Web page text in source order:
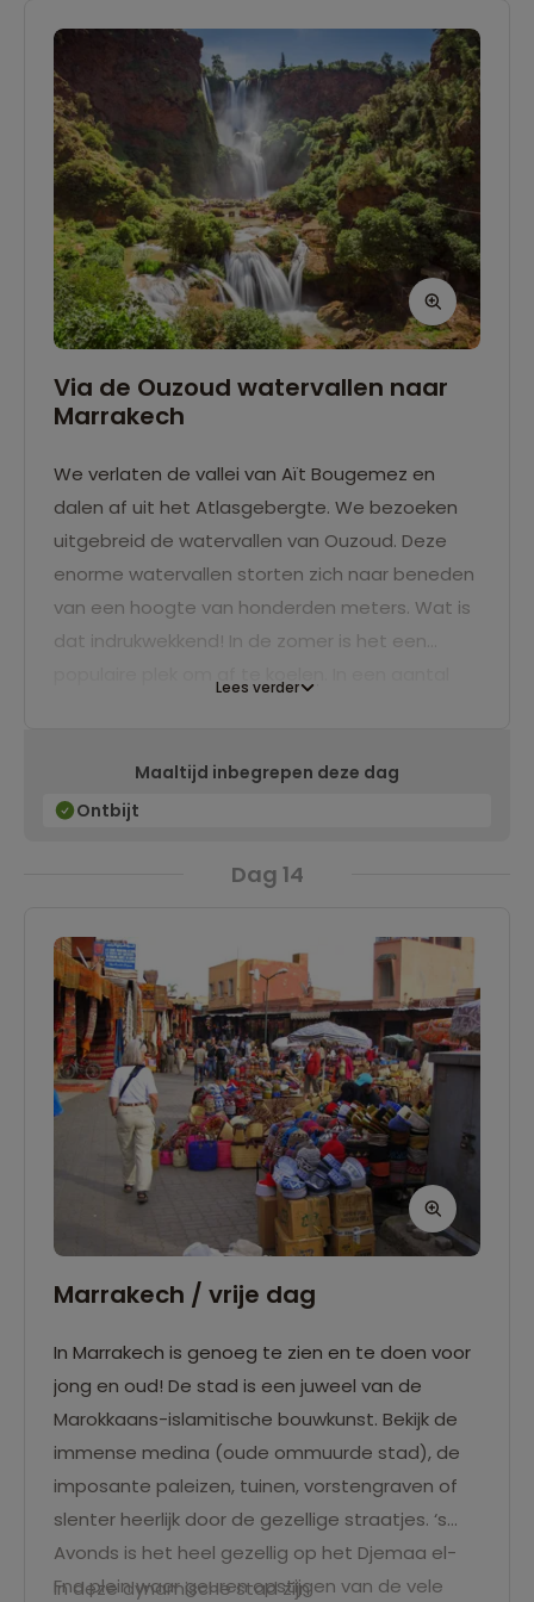
Via de Ouzoud watervallen naar
Marrakech
We verlaten de vallei van Aït Bougemez en
dalen af uit het Atlasgebergte. We bezoeken
uitgebreid de watervallen van Ouzoud. Deze
enorme watervallen storten zich naar beneden
van een hoogte van honderden meters. Wat is
dat indrukwekkend! In de zomer is het een
met een lokale gids. We rijden vervolgens in
ongeveer drie uur naar Marrakech, waar het ook
zwembad te hebben.
Lees verder
Maaltijd inbegrepen deze dag
Ontbijt
Dag 14
Marrakech / vrije dag
In Marrakech is genoeg te zien en te doen voor
jong en oud! De stad is een juweel van de
Marokkaans-islamitische bouwkunst. Bekijk de
immense medina (oude ommuurde stad), de
imposante paleizen, tuinen, vorstengraven of
slenter heerlijk door de gezellige straatjes. ‘s
Avonds is het heel gezellig op het Djemaa el-
Fna plein waar geuren opstijgen van de vele
In deze dynamische stad zijn